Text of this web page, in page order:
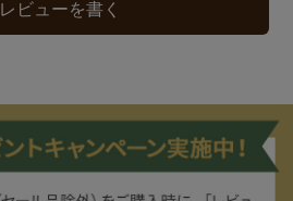
レビューを書く